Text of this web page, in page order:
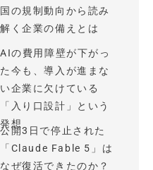
国の規制動向から読み
解く企業の備えとは
AIの費用障壁が下がっ
た今も、導入が進まな
い企業に欠けている
「入り口設計」という
発想
公開3日で停止された
「Claude Fable 5」は
なぜ復活できたのか？